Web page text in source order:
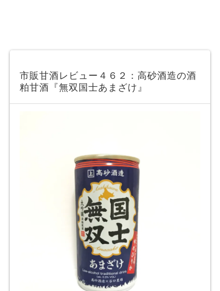
市販甘酒レビュー４６２：高砂酒造の酒
粕甘酒『無双国士あまざけ』